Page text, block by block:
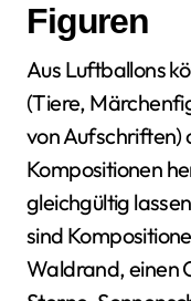
Figuren
Aus Luftballons
(Tiere,
von Aufschriften)
Kompositionen
gleichgültig
sind
Waldrand, einen